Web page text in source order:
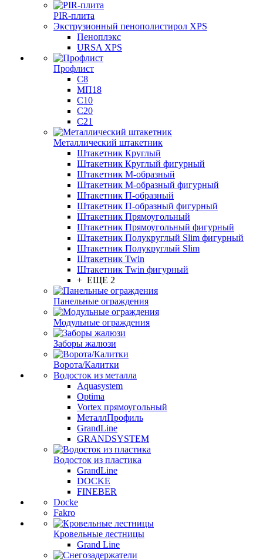
PIR-плита
Экструзионный пенополистирол XPS
Пеноплэкс
URSA XPS
Профлист
С8
МП18
С10
С20
С21
Металлический штакетник
Штакетник Круглый
Штакетник Круглый фигурный
Штакетник М-образный
Штакетник М-образный фигурный
Штакетник П-образный
Штакетник П-образный фигурный
Штакетник Прямоугольный
Штакетник Прямоугольный фигурный
Штакетник Полукруглый Slim фигурный
Штакетник Полукруглый Slim
Штакетник Twin
Штакетник Twin фигурный
+ ЕЩЕ 2
Панельные ограждения
Модульные ограждения
Заборы жалюзи
Ворота/Калитки
Водосток из металла
Aquasystem
Optima
Vortex прямоугольный
МеталлПрофиль
GrandLine
GRANDSYSTEM
Водосток из пластика
GrandLine
DOCKE
FINEBER
Docke
Fakro
Кровельные лестницы
Grand Line